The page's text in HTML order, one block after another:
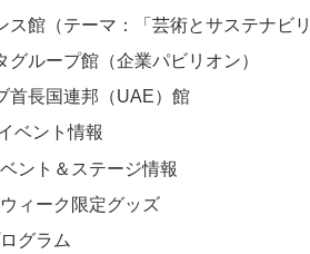
ス館（テーマ：「芸術とサステナビリ
グループ館（企業パビリオン）
首長国連邦（UAE）館
ベント情報
ント＆ステージ情報
ィーク限定グッズ
グラム